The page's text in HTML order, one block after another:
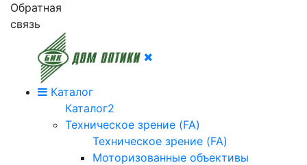
Обратная
связь
Каталог
Каталог2
Техническое зрение (FA)
Техническое зрение (FA)
Моторизованные объективы